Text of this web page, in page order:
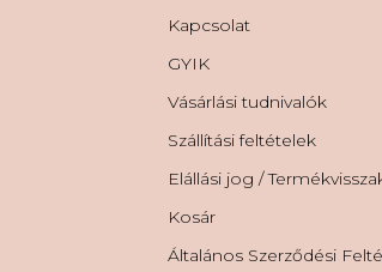
Kapcsolat
GYIK
Vásárlási tudnivalók
Szállítási feltételek
Elállási jog /
Kosár
Általános Szerződési